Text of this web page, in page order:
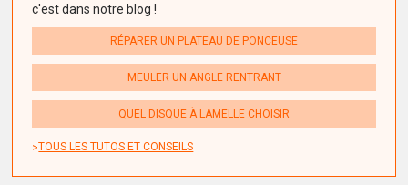
c'est dans notre blog !
RÉPARER UN PLATEAU DE PONCEUSE
MEULER UN ANGLE RENTRANT
QUEL DISQUE À LAMELLE CHOISIR
TOUS LES TUTOS ET CONSEILS